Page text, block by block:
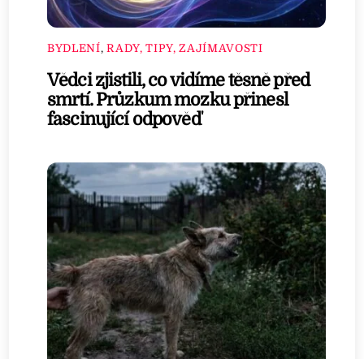
BYDLENÍ,RADY, TIPY, ZAJÍMAVOSTI
Vědci zjistili, co vidíme těsně před
smrtí. Průzkum mozku přinesl
fascinující odpověď